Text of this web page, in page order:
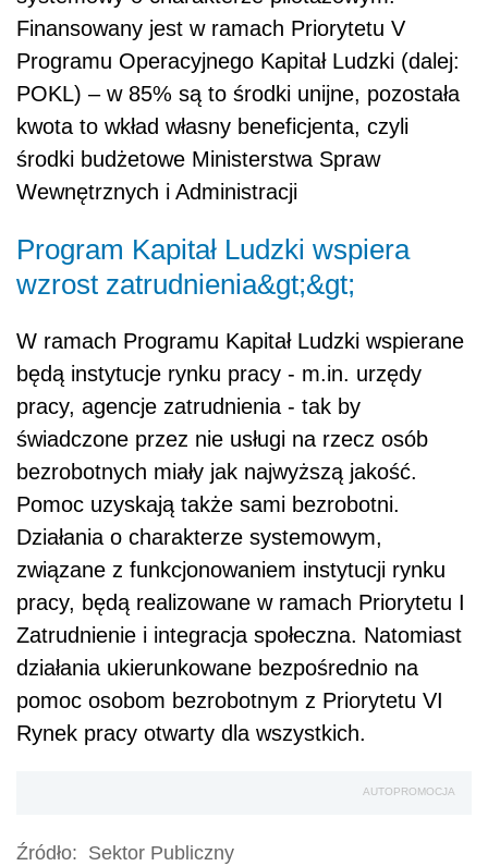
Finansowany jest w ramach Priorytetu V
Programu Operacyjnego Kapitał Ludzki (dalej:
POKL) – w 85% są to środki unijne, pozostała
kwota to wkład własny beneficjenta, czyli
środki budżetowe Ministerstwa Spraw
Wewnętrznych i Administracji
Program Kapitał Ludzki wspiera
wzrost zatrudnienia&gt;&gt;
W ramach Programu Kapitał Ludzki wspierane
będą instytucje rynku pracy - m.in. urzędy
pracy, agencje zatrudnienia - tak by
świadczone przez nie usługi na rzecz osób
bezrobotnych miały jak najwyższą jakość.
Pomoc uzyskają także sami bezrobotni.
Działania o charakterze systemowym,
związane z funkcjonowaniem instytucji rynku
pracy, będą realizowane w ramach Priorytetu I
Zatrudnienie i integracja społeczna. Natomiast
działania ukierunkowane bezpośrednio na
pomoc osobom bezrobotnym z Priorytetu VI
Rynek pracy otwarty dla wszystkich.
AUTOPROMOCJA
Źródło: Sektor Publiczny